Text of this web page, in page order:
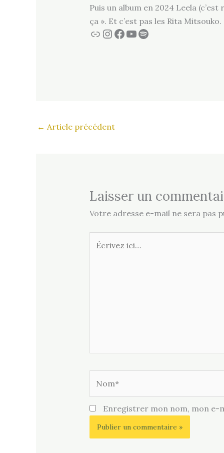
Puis un album en 2024 Leela
ça ». Et c’est pas les Rita Mitsouko.
LienInstagram
Facebook
YouTube
Spotify
← Article précédent
Laisser un
Votre adresse e-mail ne sera pas
Écrivez
Enregistrer mon nom, mon e-